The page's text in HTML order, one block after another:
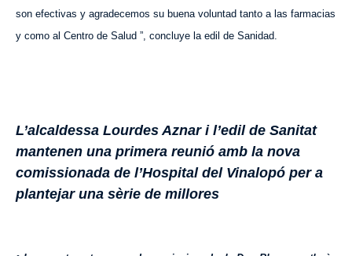
son efectivas y agradecemos su buena voluntad tanto a las farmacias
y como al Centro de Salud ”, concluye la edil de Sanidad.
L’alcaldessa Lourdes Aznar i l’edil de Sanitat
mantenen una primera reunió amb la nova
comissionada de l’Hospital del Vinalopó per a
plantejar una sèrie de millores